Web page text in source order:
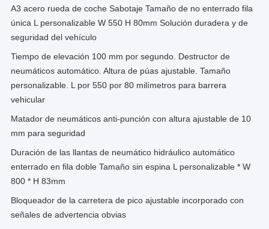
A3 acero rueda de coche Sabotaje Tamaño de no enterrado fila
única L personalizable W 550 H 80mm Solución duradera y de
seguridad del vehículo
Tiempo de elevación 100 mm por segundo. Destructor de
neumáticos automático. Altura de púas ajustable. Tamaño
personalizable. L por 550 por 80 milímetros para barrera
vehicular
Matador de neumáticos anti-punción con altura ajustable de 10
mm para seguridad
Duración de las llantas de neumático hidráulico automático
enterrado en fila doble Tamaño sin espina L personalizable * W
800 * H 83mm
Bloqueador de la carretera de pico ajustable incorporado con
señales de advertencia obvias